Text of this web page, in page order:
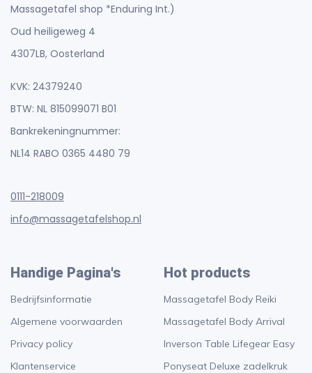
Massagetafel shop *Enduring Int.)
Oud heiligeweg 4
4307LB, Oosterland
KVK: 24379240
BTW: NL 815099071 B01
Bankrekeningnummer:
NL14 RABO 0365 4480 79
0111-218009
info@massagetafelshop.nl
Handige Pagina's
Bedrijfsinformatie
Algemene voorwaarden
Privacy policy
Klantenservice
Hot products
Massagetafel Body Reiki
Massagetafel Body Arrival
Inverson Table Lifegear Easy
Ponyseat Deluxe zadelkruk